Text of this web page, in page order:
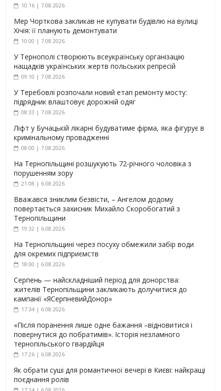
10:16 | 7.08.2026
Мер Чорткова закликав не купувати будівлю на вулиці
Хічія: її планують демонтувати
10:00 | 7.08.2026
У Тернополі створюють всеукраїнську організацію
нащадків українських жертв польських репресій
09:10 | 7.08.2026
У Теребовлі розпочали новий етап ремонту мосту:
підрядник влаштовує дорожній одяг
08:33 | 7.08.2026
Ліфт у Бучацькій лікарні будуватиме фірма, яка фігурує в
кримінальному провадженні
08:00 | 7.08.2026
На Тернопільщині розшукують 72-річного чоловіка з
порушенням зору
21:08 | 6.08.2026
Вважався зниклим безвісти, – Ангелом додому
повертається захисник Михайло Скоробогатий з
Тернопільщини
19:32 | 6.08.2026
На Тернопільщині через посуху обмежили забір води
для окремих підприємств
18:00 | 6.08.2026
Серпень — найскладніший період для донорства:
жителів Тернопільщини закликають долучитися до
кампанії «ЯСерпневийДонор»
17:34 | 6.08.2026
«Після поранення лише одне бажання –відновитися і
повернутися до побратимів». Історія незламного
тернопільського гвардійця
17:26 | 6.08.2026
Як обрати суші для романтичної вечері в Києві: найкращі
поєднання ролів